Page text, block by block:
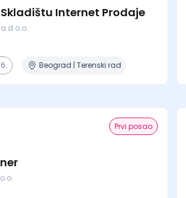
Skladištu Internet Prodaje
d.o.o.
Beograd | Terenski rad
Prvi posao